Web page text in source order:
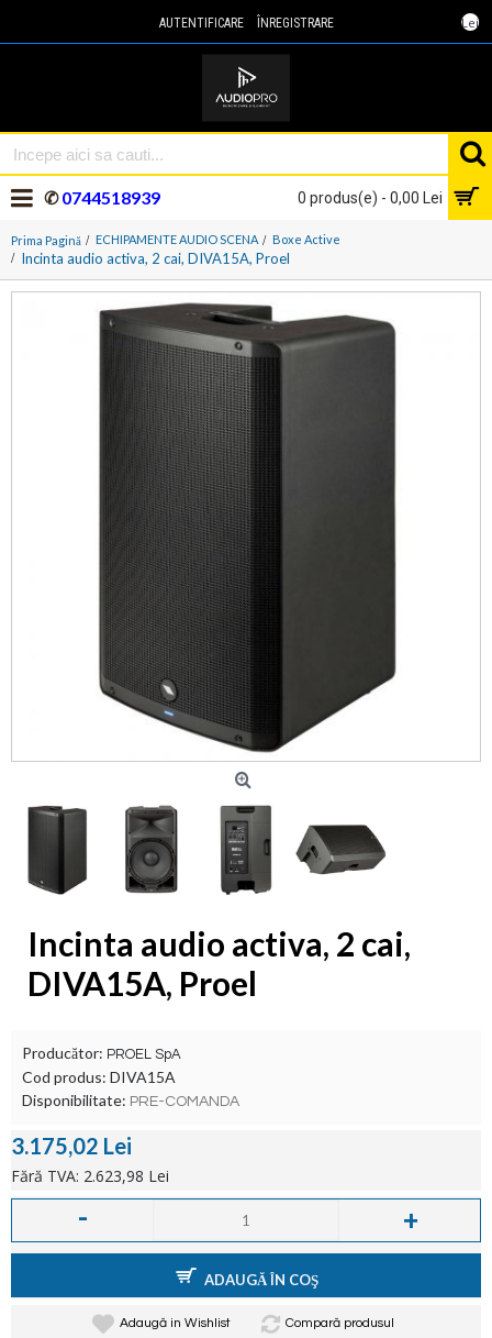
Lei
AUTENTIFICARE ÎNREGISTRARE
0 produs(e) - 0,00 Lei
✆0744518939
Prima Pagină ECHIPAMENTE AUDIO SCENA Boxe Active
Incinta audio activa, 2 cai, DIVA15A, Proel
Incinta audio activa, 2 cai,
DIVA15A, Proel
Producător: PROEL SpA
Cod produs: DIVA15A
Disponibilitate: PRE-COMANDA
3.175,02 Lei
Fără TVA: 2.623,98 Lei
- +
ADAUGĂ ÎN COŞ
Adaugă in Wishlist Compară produsul